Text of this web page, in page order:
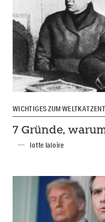
WICHTIGES ZUM
7 Gründe,
lotte laloire